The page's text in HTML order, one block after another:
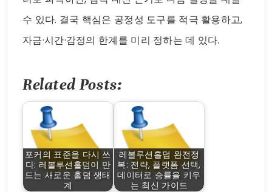
수 있다. 결국 핵심은 공정성 도구를 적극 활용하고,
자금·시간·감정의 한계를 미리 정하는 데 있다.
Related Posts:
포커의 표준을 다시 쓰
다: 레볼루션홀덤이 만
드는 새로운 홀덤 생태
계
레볼루션홀덤 완전정
복: 전략, 플랫폼 선택,
데이터로 승률을 키우
는 최신 가이드